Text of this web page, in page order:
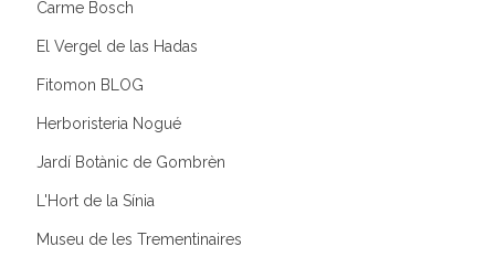
Carme Bosch
El Vergel de las Hadas
Fitomon BLOG
Herboristeria Nogué
Jardí Botànic de Gombrèn
L'Hort de la Sínia
Museu de les Trementinaires